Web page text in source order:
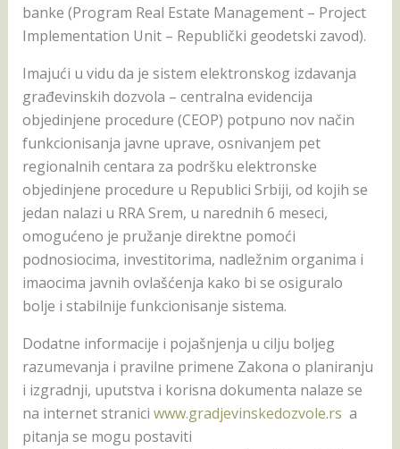
banke (Program Real Estate Management – Project
Implementation Unit – Republički geodetski zavod).
Imajući u vidu da je sistem elektronskog izdavanja
građevinskih dozvola – centralna evidencija
objedinjene procedure (CEOP) potpuno nov način
funkcionisanja javne uprave, osnivanjem pet
regionalnih centara za podršku elektronske
objedinjene procedure u Republici Srbiji, od kojih se
jedan nalazi u RRA Srem, u narednih 6 meseci,
omogućeno je pružanje direktne pomoći
podnosiocima, investitorima, nadležnim organima i
imaocima javnih ovlašćenja kako bi se osiguralo
bolje i stabilnije funkcionisanje sistema.
Dodatne informacije i pojašnjenja u cilju boljeg
razumevanja i pravilne primene Zakona o planiranju
i izgradnji, uputstva i korisna dokumenta nalaze se
na internet stranici www.gradjevinskedozvole.rs a
pitanja se mogu postaviti